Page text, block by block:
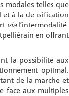
modales telles que
et à la densification
vial’intermodalité.
en offrant
la possibilité aux
optimal.
de la marche et
face aux multiples